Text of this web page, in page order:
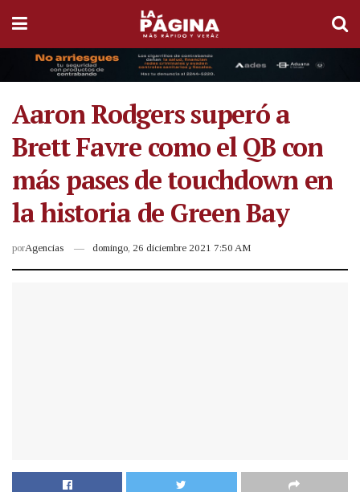
Aaron Rodgers superó a
Brett Favre como el QB con
más pases de touchdown en
la historia de Green Bay
porAgencias domingo, 26 diciembre 2021 7:50 AM